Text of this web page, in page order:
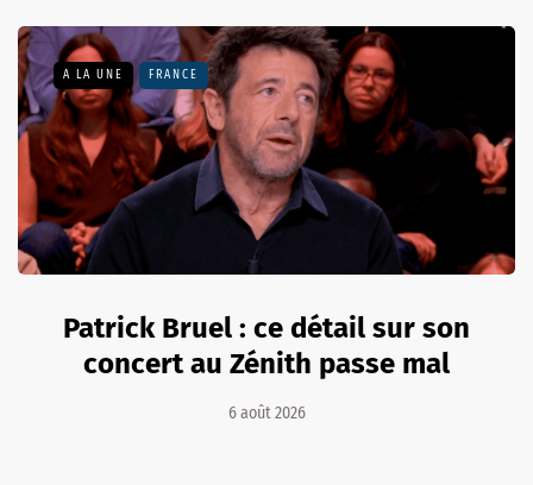
A LA UNE FRANCE
Patrick Bruel : ce détail sur son
concert au Zénith passe mal
6 août 2026